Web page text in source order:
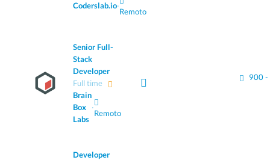
Coderslab.io·
Remoto
Senior Full-
Stack
Developer
Full time
Brain
Box
Labs
·
Remoto
900 -
Developer